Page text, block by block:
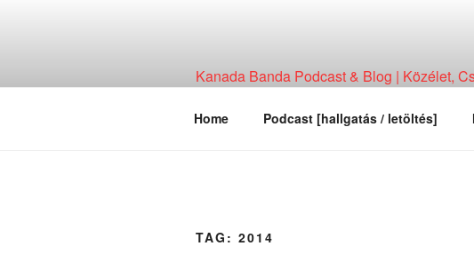
Kanada Banda Podcast & Blog | Közélet,
Home Podcast [hallgatás / letöltés]
TAG: 2014